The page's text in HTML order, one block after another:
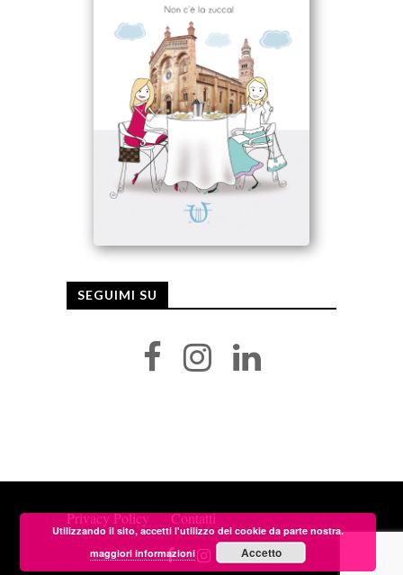
SEGUIMI SU
Privacy Policy Contatti
Utilizzando il sito, accetti l'utilizzo dei cookie da parte nostra.
maggiori informazioni
Accetto